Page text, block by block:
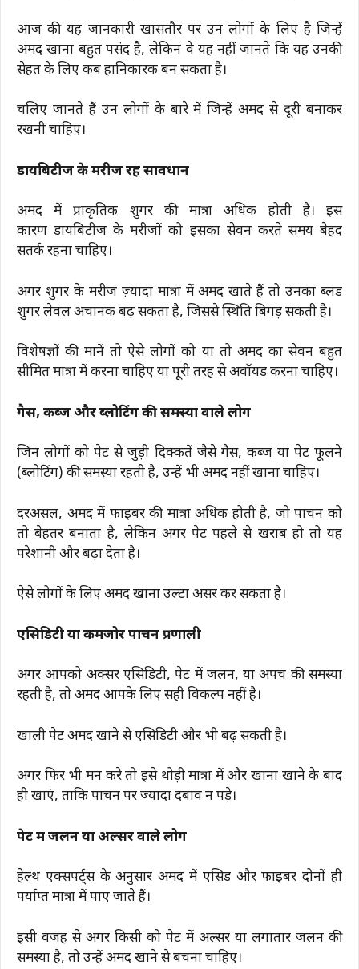
आज की यह जानकारी खासतौर पर उन लोगों के लिए है जिन्हें
अमरूद खाना बहुत पसंद है, लेकिन वे यह नहीं जानते कि यह उनकी
सेहत के लिए कब हानिकारक बन सकता है।
चलिए जानते हैं उन लोगों के बारे में जिन्हें अमरूद से दूरी बनाकर
रखनी चाहिए।
डायबिटीज के मरीज रहें सावधान
अमरूद में प्राकृतिक शुगर की मात्रा अधिक होती है। इस
कारण डायबिटीज के मरीजों को इसका सेवन करते समय बेहद
सतर्क रहना चाहिए।
अगर शुगर के मरीज ज़्यादा मात्रा में अमरूद खाते हैं तो उनका ब्लड
शुगर लेवल अचानक बढ़ सकता है, जिससे स्थिति बिगड़ सकती है।
विशेषज्ञों की मानें तो ऐसे लोगों को या तो अमरूद का सेवन बहुत
सीमित मात्रा में करना चाहिए या पूरी तरह से अवॉयड करना चाहिए।
गैस, कब्ज और ब्लोटिंग की समस्या वाले लोग
जिन लोगों को पेट से जुड़ी दिक्कतें जैसे गैस, कब्ज या पेट फूलने
(ब्लोटिंग) की समस्या रहती है, उन्हें भी अमरूद नहीं खाना चाहिए।
दरअसल, अमरूद में फाइबर की मात्रा अधिक होती है, जो पाचन को
तो बेहतर बनाता है, लेकिन अगर पेट पहले से खराब हो तो यह
परेशानी और बढ़ा देता है।
ऐसे लोगों के लिए अमरूद खाना उल्टा असर कर सकता है।
एसिडिटी या कमजोर पाचन प्रणाली
अगर आपको अक्सर एसिडिटी, पेट में जलन, या अपच की समस्या
रहती है, तो अमरूद आपके लिए सही विकल्प नहीं है।
खाली पेट अमरूद खाने से एसिडिटी और भी बढ़ सकती है।
अगर फिर भी मन करे तो इसे थोड़ी मात्रा में और खाना खाने के बाद
ही खाएं, ताकि पाचन पर ज्यादा दबाव न पड़े।
पेट में जलन या अल्सर वाले लोग
हेल्थ एक्सपर्ट्स के अनुसार अमरूद में एसिड और फाइबर दोनों ही
पर्याप्त मात्रा में पाए जाते हैं।
इसी वजह से अगर किसी को पेट में अल्सर या लगातार जलन की
समस्या है, तो उन्हें अमरूद खाने से बचना चाहिए।